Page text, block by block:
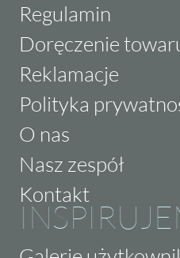
Regulamin
Doręczenie
Reklamacje
Polityka
O nas
Nasz zespół
Kontakt